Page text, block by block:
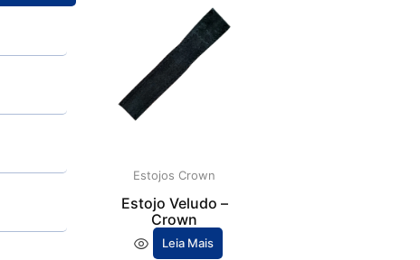
Estojos Crown
Estojo Veludo –
Crown
Leia Mais